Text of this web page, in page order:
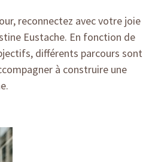
reconnectez avec votre joie
Eustache. En fonction de
différents parcours sont
à construire une